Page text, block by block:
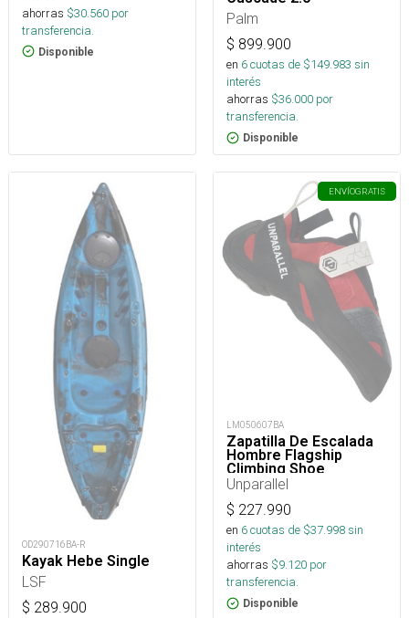
ahorras $30.560 por
transferencia.
Disponible
Palm
$ 899.900
en 6cuotas de $149.983 sin
interés
ahorras $36.000 por
transferencia.
Disponible
OD290716BA-R
Kayak Hebe Single
LSF
$ 289.900
ENVÍOGRATIS
LM050607BA
Zapatilla De Escalada
Hombre Flagship
Climbing Shoe
Unparallel
$ 227.990
en 6cuotas de $37.998sin
interés
ahorras $9.120 por
transferencia.
Disponible